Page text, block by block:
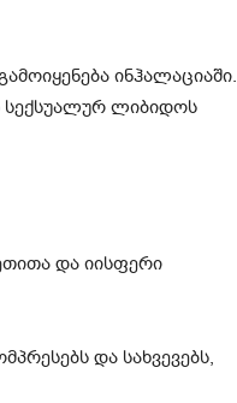
ინჰალაციაში.
სექსუალურ ლიბიდოს
და სახვევებს,